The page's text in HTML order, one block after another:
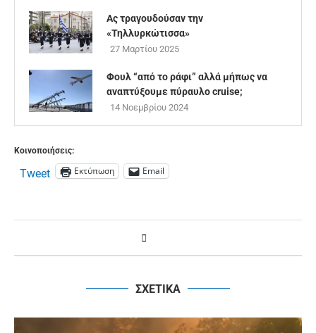
Ας τραγουδούσαν την
«Τηλλυρκώτισσα»
27 Μαρτίου 2025
Φουλ “από το ράφι” αλλά μήπως να
αναπτύξουμε πύραυλο cruise;
14 Νοεμβρίου 2024
Κοινοποιήσεις:
Tweet Εκτύπωση Email
ΣΧΕΤΙΚΑ